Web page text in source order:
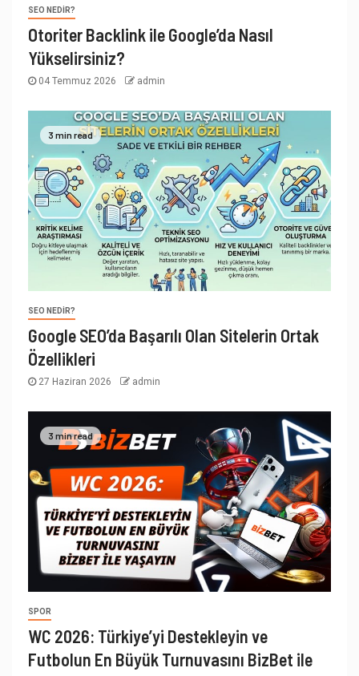
SEO NEDIR?
Otoriter Backlink ile Google’da Nasıl
Yükselirsiniz?
04 Temmuz 2026 admin
3 min read
SEO NEDIR?
Google SEO’da Başarılı Olan Sitelerin Ortak
Özellikleri
27 Haziran 2026 admin
3 min read
SPOR
WC 2026: Türkiye’yi Destekleyin ve
Futbolun En Büyük Turnuvasını BizBet ile